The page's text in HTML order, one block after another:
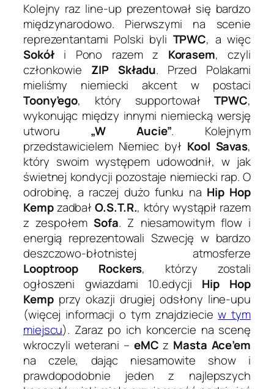
Kolejny raz line-up prezentował się bardzo
międzynarodowo. Pierwszymi na scenie
reprezentantami Polski byli TPWC, a więc
Sokółi Pono razem z Korasem, czyli
członkowie ZIP Składu. Przed Polakami
mieliśmy niemiecki akcent w postaci
Toony’ego, który supportowałTPWC,
wykonując między innymi niemiecką wersję
utworu „W Aucie”. Kolejnym
przedstawicielem Niemiec był Kool Savas,
który swoim występem udowodnił, w jak
świetnej kondycji pozostaje niemiecki rap. O
odrobinę, a raczej dużo funku na Hip Hop
KempzadbałO.S.T.R., który wystąpił razem
z zespołemSofa. Z niesamowitym flow i
energią reprezentowali Szwecję w bardzo
deszczowo-błotnistej atmosferze
Looptroop Rockers, którzy zostali
ogłoszeni gwiazdami 10.edycji Hip Hop
Kempprzy okazji drugiej odsłony line-upu
(więcej informacji o tym znajdzieciew tym
miejscu). Zaraz po ich koncercie na scenę
wkroczyli weterani – eMC z Masta Ace’em
na czele, dając niesamowite show i
prawdopodobnie jeden z najlepszych